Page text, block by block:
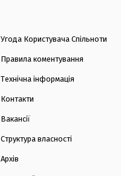
Угода Користувача Спільноти
Правила коментування
Технічна інформація
Контакти
Вакансії
Структура власності
Архів